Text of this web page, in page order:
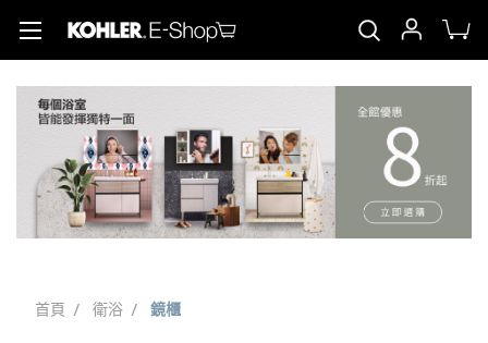
首頁 衛浴 鏡櫃